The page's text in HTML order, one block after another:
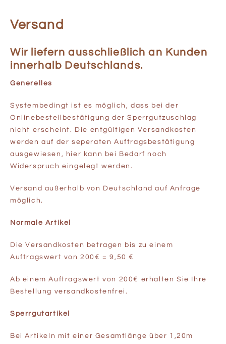
Versand
Wir liefern ausschließlich an Kunden
innerhalb Deutschlands.
Generelles
Systembedingt ist es möglich, dass bei der
Onlinebestellbestätigung der Sperrgutzuschlag
nicht erscheint. Die entgültigen Versandkosten
werden auf der seperaten Auftragsbestätigung
ausgewiesen, hier kann bei Bedarf noch
Widerspruch eingelegt werden.
Versand außerhalb von Deutschland auf Anfrage
möglich.
Normale Artikel
Die Versandkosten betragen bis zu einem
Auftragswert von 200€ = 9,50 €
Ab einem Auftragswert von 200€ erhalten Sie Ihre
Bestellung versandkostenfrei.
Sperrgutartikel
Bei Artikeln mit einer Gesamtlänge über 1,20m